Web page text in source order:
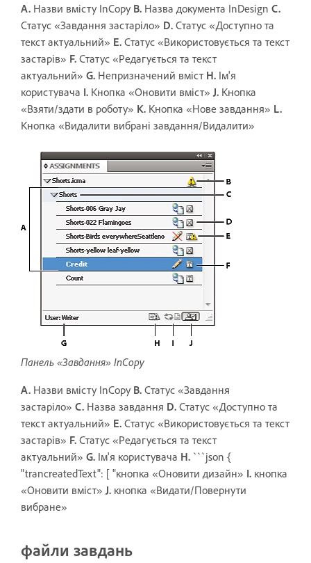
A. Назви вмісту InCopy B. Назва документа InDesign C.
Статус «Завдання застаріло» D. Статус «Доступно та
текст актуальний» E. Статус «Використовується та текст
застарів» F. Статус «Редагується та текст
актуальний» G. Непризначений вміст H. Ім'я
користувача I. Кнопка «Оновити вміст» J. Кнопка
«Взяти/здати в роботу» K. Кнопка «Нове завдання» L.
Кнопка «Видалити вибрані завдання/Видалити»
Панель «Завдання» InCopy
A. Назви вмісту InCopy B. Статус «Завдання
застаріло» C. Назва завдання D. Статус «Доступно та
текст актуальний» E. Статус «Використовується та текст
застарів» F. Статус «Редагується та текст
актуальний» G. Ім'я користувача H. ```json {
"trancreatedText": [ "кнопка «Оновити дизайн» I. кнопка
«Оновити вміст» J. кнопка «Видати/Повернути
вибране»
файли завдань